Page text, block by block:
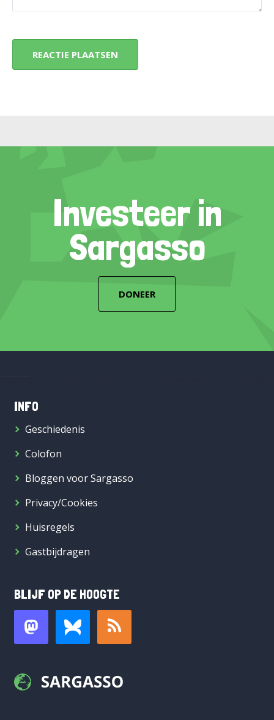
Investeer in
Sargasso
DONEER
INFO
Geschiedenis
Colofon
Bloggen voor Sargasso
Privacy/Cookies
Huisregels
Gastbijdragen
BLIJF OP DE HOOGTE